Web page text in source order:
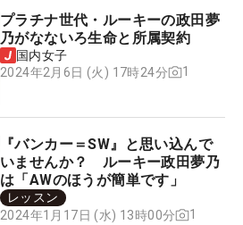
プラチナ世代・ルーキーの政田夢
乃がなないろ生命と所属契約
国内女子
2024年2月6日 (火) 17時24分
1
『バンカー＝SW』と思い込んで
いませんか？ ルーキー政田夢乃
は「AWのほうが簡単です」
レッスン
2024年1月17日 (水) 13時00分
1